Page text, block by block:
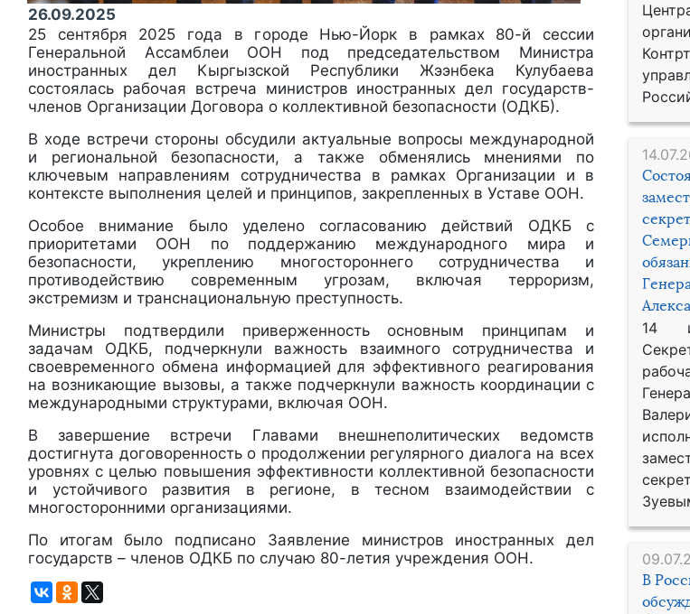
14
В
26.09.2025
25 сентября 2025 года в городе Нью-Йорк в рамках 80-й сессии
Генеральной Ассамблеи ООН под председательством Министра
иностранных дел Кыргызской Республики Жээнбека Кулубаева
состоялась рабочая встреча министров иностранных дел государств-
членов Организации Договора о коллективной безопасности (ОДКБ).
В ходе встречи стороны обсудили актуальные вопросы международной
и региональной безопасности, а также обменялись мнениями по
ключевым направлениям сотрудничества в рамках Организации и в
контексте выполнения целей и принципов, закрепленных в Уставе ООН.
Особое внимание было уделено согласованию действий ОДКБ с
приоритетами ООН по поддержанию международного мира и
безопасности, укреплению многостороннего сотрудничества и
противодействию современным угрозам, включая терроризм,
экстремизм и транснациональную преступность.
Министры подтвердили приверженность основным принципам и
задачам ОДКБ, подчеркнули важность взаимного сотрудничества и
своевременного обмена информацией для эффективного реагирования
на возникающие вызовы, а также подчеркнули важность координации с
международными структурами, включая ООН.
В завершение встречи Главами внешнеполитических ведомств
достигнута договоренность о продолжении регулярного диалога на всех
уровнях с целью повышения эффективности коллективной безопасности
и устойчивого развития в регионе, в тесном взаимодействии с
многосторонними организациями.
По итогам было подписано Заявление министров иностранных дел
государств – членов ОДКБ по случаю 80-летия учреждения ООН.